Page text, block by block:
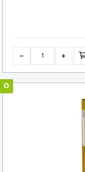
− +